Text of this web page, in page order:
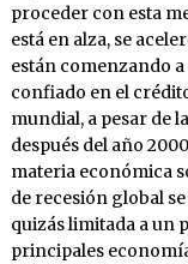
proceder con esta
está en alza, se
están comenzando
confiado en el
mundial, a pesar de
después del año
materia económica
de recesión global
quizás limitada a un
principales